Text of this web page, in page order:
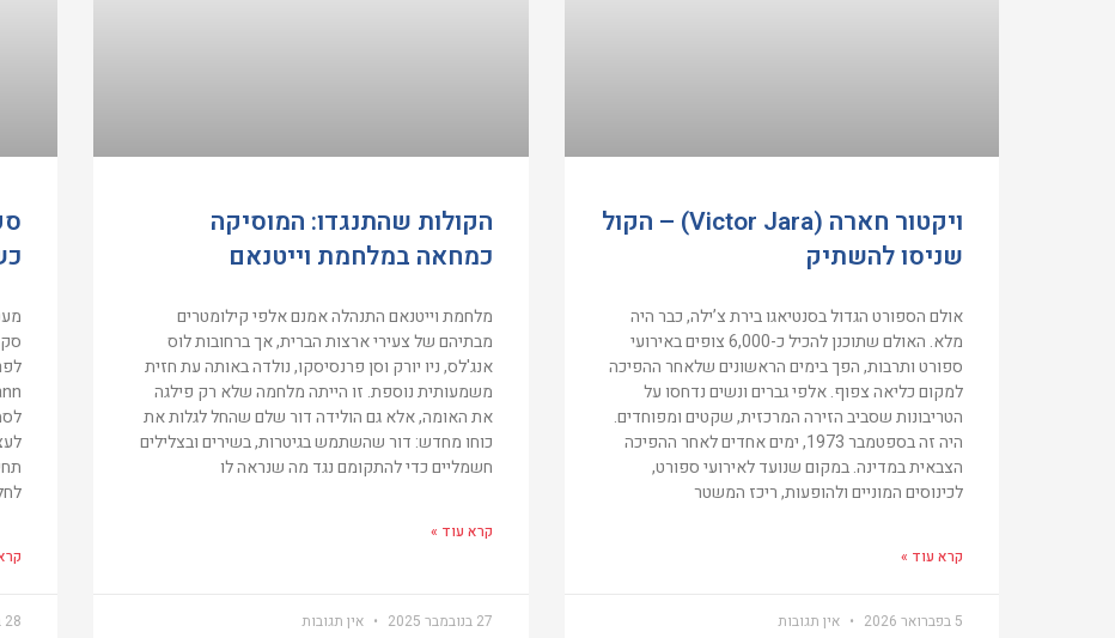
ויקטור חארה (Victor Jara) – הקול
שניסו להשתיק
אולם הספורט הגדול בסנטיאגו בירת צ’ילה, כבר היה
מלא. האולם שתוכנן להכיל כ-6,000 צופים באירועי
ספורט ותרבות, הפך בימים הראשונים שלאחר ההפיכה
למקום כליאה צפוף. אלפי גברים ונשים נדחסו על
הטריבונות שסביב הזירה המרכזית, שקטים ומפוחדים.
היה זה בספטמבר 1973, ימים אחדים לאחר ההפיכה
הצבאית במדינה. במקום שנועד לאירועי ספורט,
לכינוסים המוניים ולהופעות, ריכז המשטר
קרא עוד »
5 בפברואר 2026 אין תגובות
הקולות שהתנגדו: המוסיקה
כמחאה במלחמת וייטנאם
מלחמת וייטנאם התנהלה אמנם אלפי קילומטרים
מבתיהם של צעירי ארצות הברית, אך ברחובות לוס
אנג'לס, ניו יורק וסן פרנסיסקו, נולדה באותה עת חזית
משמעותית נוספת. זו הייתה מלחמה שלא רק פילגה
את האומה, אלא גם הולידה דור שלם שהחל לגלות את
כוחו מחדש: דור שהשתמש בגיטרות, בשירים ובצלילים
חשמליים כדי להתקומם נגד מה שנראה לו
קרא עוד »
27 בנובמבר 2025 אין תגובות 28 באוקטובר 2025